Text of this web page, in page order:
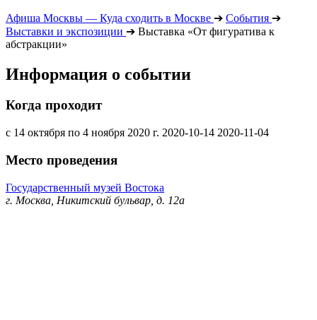
Афиша Москвы — Куда сходить в Москве ➔ События ➔
Выставки и экспозиции ➔ Выставка «От фигуратива к
абстракции»
Информация о событии
Когда проходит
с 14 октября по 4 ноября 2020 г. 2020-10-14 2020-11-04
Место проведения
Государственный музей Востока
г. Москва, Никитский бульвар, д. 12а